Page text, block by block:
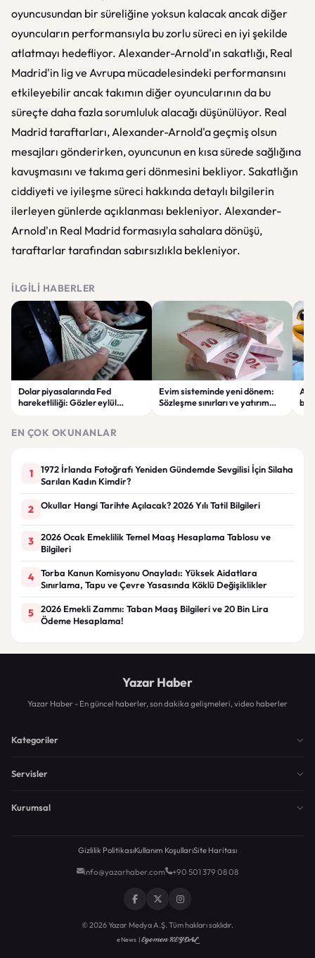
oyuncusundan bir süreliğine yoksun kalacak ancak diğer
oyuncuların performansıyla bu zorlu süreci en iyi şekilde
atlatmayı hedefliyor. Alexander-Arnold'ın sakatlığı, Real
Madrid'in lig ve Avrupa mücadelesindeki performansını
etkileyebilir ancak takımın diğer oyuncularının da bu
süreçte daha fazla sorumluluk alacağı düşünülüyor. Real
Madrid taraftarları, Alexander-Arnold'a geçmiş olsun
mesajları gönderirken, oyuncunun en kısa sürede sağlığına
kavuşmasını ve takıma geri dönmesini bekliyor. Sakatlığın
ciddiyeti ve iyileşme süreci hakkında detaylı bilgilerin
ilerleyen günlerde açıklanması bekleniyor. Alexander-
Arnold'ın Real Madrid formasıyla sahalara dönüşü,
taraftarlar tarafından sabırsızlıkla bekleniyor.
İLGILI HABERLER
Dolar piyasalarında Fed
hareketliliği: Gözler eylül
Evim sisteminde yeni dönem:
Sözleşme sınırları ve yatırım
EN ÇOK OKUNANLAR
1
1972 İrlanda Fotoğrafı Yeniden Gündemde Sevgilisi İçin Silaha
Sarılan Kadın Kimdir?
2 Okullar Hangi Tarihte Açılacak? 2026 Yılı Tatil Bilgileri
3
2026 Ocak Emeklilik Temel Maaş Hesaplama Tablosu ve
Bilgileri
4
Torba Kanun Komisyonu Onayladı: Yüksek Aidatlara
Sınırlama, Tapu ve Çevre Yasasında Köklü Değişiklikler
5
2026 Emekli Zammı: Taban Maaş Bilgileri ve 20 Bin Lira
Ödeme Hesaplama!
Yazar Haber
Yazar Haber - En güncel haberler, son dakika gelişmeleri, video haberler
Kategoriler
Servisler
Kurumsal
Gizlilik PolitikasıKullanım KoşullarıSite Haritası
info@yazarhaber.com +90 501 379 08 08
© 2026 Yazar Medya A.Ş. Tüm hakları saklıdır.
eNews |Egemen KEYDAL